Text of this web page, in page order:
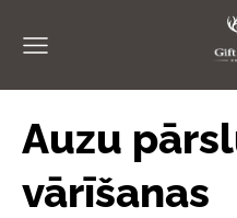
Auzu
vārīšanas